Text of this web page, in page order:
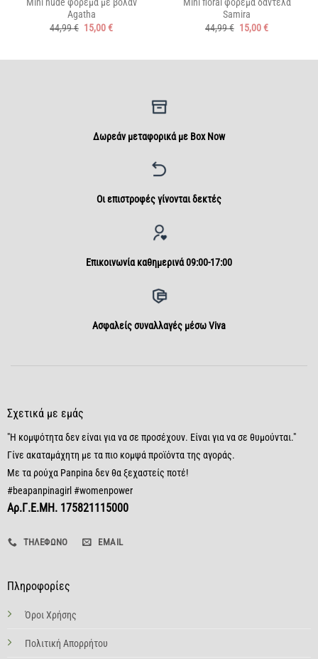
Mini nude φόρεμα με βολάν
Agatha
44,99€ Original
price
15,00€Η
Mini floral φόρεμα δαντέλα
Samira
44,99€ Original
price
15,00€Η
Δωρεάν μεταφορικά με Box Now
Οι επιστροφές γίνονται δεκτές
Επικοινωνία καθημερινά 09:00-17:00
Aσφαλείς συναλλαγές μέσω Viva
Σχετικά με εμάς
"Η κομψότητα δεν είναι για να σε προσέχουν. Είναι για να σε θυμούνται."
Γίνε ακαταμάχητη με τα πιο κομψά προϊόντα της αγοράς.
Με τα ρούχα Panpina δεν θα ξεχαστείς ποτέ!
#beapanpinagirl #womenpower
Αρ.Γ.Ε.ΜΗ. 175821115000
ΤΗΛΈΦΩΝΟ EMAIL
Πληροφορίες
Όροι Χρήσης
Πολιτική Απορρήτου